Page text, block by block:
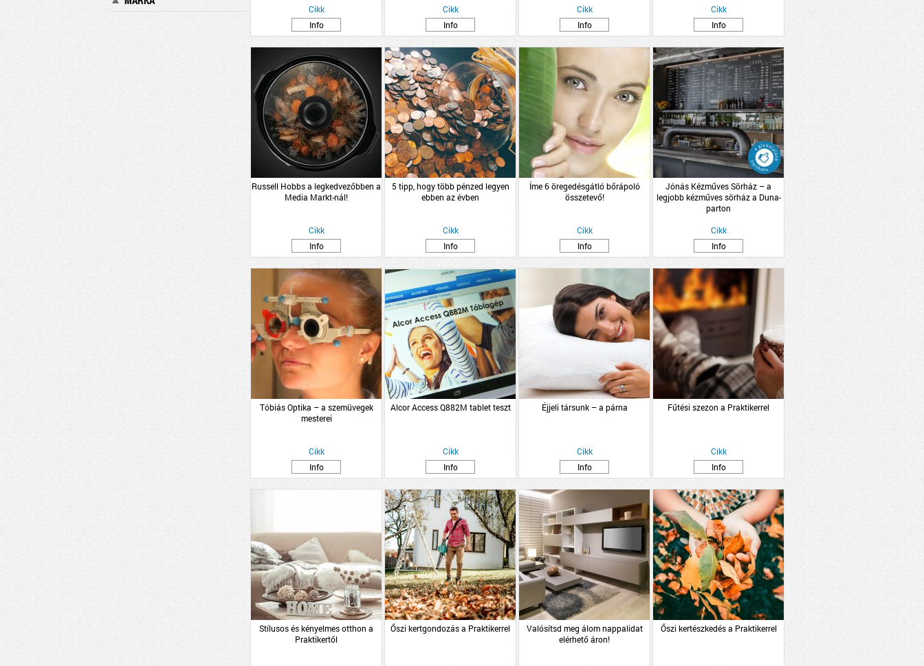
Cikk
Info
Cikk
Info
Cikk
Info
Cikk
Info
Russell Hobbs a legkedvezőbben a
Media Markt-nál!
Cikk
Info
5 tipp, hogy több pénzed legyen
ebben az évben
Cikk
Info
Íme 6 öregedésgátló bőrápoló
összetevő!
Cikk
Info
Jónás Kézműves Sörház – a
legjobb kézműves sörház a Duna-
parton
Cikk
Info
Tóbiás Optika – a szemüvegek
mesterei
Cikk
Info
Alcor Access Q882M tablet teszt
Cikk
Info
Éjjeli társunk – a párna
Cikk
Info
Fűtési szezon a Praktikerrel
Cikk
Info
Stílusos és kényelmes otthon a
Praktikertől
Őszi kertgondozás a Praktikerrel
Valósítsd meg álom nappalidat
elérhető áron!
Őszi kertészkedés a Praktikerrel